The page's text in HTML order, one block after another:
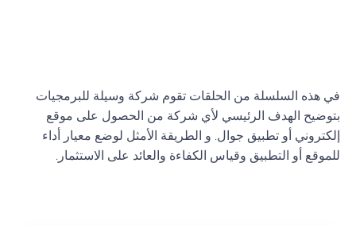
في هذه السلسلة من الحلقات تقوم شركة وسيلة للبرمجيات
بتوضيح الهدف الرئيسي لأي شركة من الحصول على موقع
إلكتروني أو تطبيق جوال. و الطريقة الأمثل لوضع معيار أداء
للموقع أو التطبيق وقياس الكفاءة والعائد على الاستثمار.